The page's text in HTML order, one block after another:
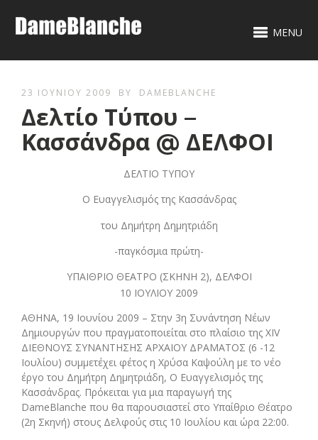
MENU
23 ΙΟΥΝΊΟΥ 2009 BY DAMEBLANCHE
Δελτίο Τύπου –
Κασσάνδρα @ ΔΕΛΦΟΙ
ΔΕΛΤΙΟ ΤΥΠΟΥ
Ο Ευαγγελισμός της Κασσάνδρας
του Δημήτρη Δημητριάδη
-παγκόσμια πρώτη-
ΥΠΑΙΘΡΙΟ ΘΕΑΤΡΟ (ΣΚΗΝΗ 2), ΔΕΛΦΟΙ
10 ΙΟΥΛΙΟΥ 2009
ΑΘΗΝΑ, 19 Ιουνίου 2009 – Στην 3η Συνάντηση Νέων
Δημιουργών που πραγματοποιείται στο πλαίσιο της XIV
ΔΙΕΘΝΟΥΣ ΣΥΝΑΝΤΗΣΗΣ ΑΡΧΑΙΟΥ ΔΡΑΜΑΤΟΣ (6 -12
Ιουλίου) συμμετέχει φέτος η Χρύσα Καψούλη με το νέο
έργο του Δημήτρη Δημητριάδη, Ο Ευαγγελισμός της
Κασσάνδρας. Πρόκειται για μια παραγωγή της
DameBlanche που θα παρουσιαστεί στο Υπαίθριο Θέατρο
(2η Σκηνή) στους Δελφούς στις 10 Ιουλίου και ώρα 22:00.